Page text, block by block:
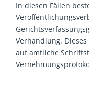
In diesen Fällen
Verhandlung.
auf amtliche